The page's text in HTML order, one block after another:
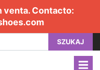
venta. Contacto:
SZUKAJ